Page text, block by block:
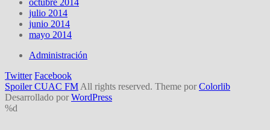
julio 2014
junio 2014
mayo 2014
Administración
Twitter Facebook
Spoiler CUAC FM All rights reserved. Theme por Colorlib
Desarrollado por WordPress
%d